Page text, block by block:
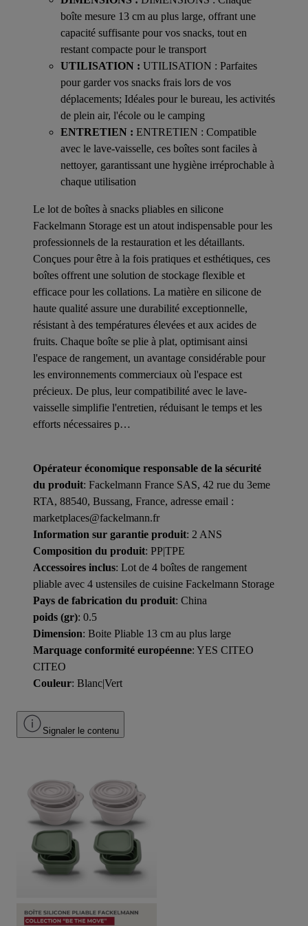
boîte mesure 13 cm au plus large, offrant une
capacité suffisante pour vos snacks, tout en
restant compacte pour le transport
UTILISATION : UTILISATION : Parfaites
pour garder vos snacks frais lors de vos
déplacements; Idéales pour le bureau, les activités
de plein air, l'école ou le camping
ENTRETIEN : ENTRETIEN : Compatible
avec le lave-vaisselle, ces boîtes sont faciles à
nettoyer, garantissant une hygiène irréprochable à
chaque utilisation
Le lot de boîtes à snacks pliables en silicone
Fackelmann Storage est un atout indispensable pour les
professionnels de la restauration et les détaillants.
Conçues pour être à la fois pratiques et esthétiques, ces
boîtes offrent une solution de stockage flexible et
efficace pour les collations. La matière en silicone de
haute qualité assure une durabilité exceptionnelle,
résistant à des températures élevées et aux acides de
fruits. Chaque boîte se plie à plat, optimisant ainsi
l'espace de rangement, un avantage considérable pour
les environnements commerciaux où l'espace est
précieux. De plus, leur compatibilité avec le lave-
vaisselle simplifie l'entretien, réduisant le temps et les
efforts nécessaires p…
Opérateur économique responsable de la sécurité
du produit: Fackelmann France SAS, 42 rue du 3eme
RTA, 88540, Bussang, France, adresse email :
marketplaces@fackelmann.fr
Information sur garantie produit: 2 ANS
Composition du produit: PP|TPE
Accessoires inclus: Lot de 4 boîtes de rangement
pliable avec 4 ustensiles de cuisine Fackelmann Storage
Pays de fabrication du produit: China
poids (gr): 0.5
Dimension: Boite Pliable 13 cm au plus large
Marquage conformité européenne: YES CITEO
CITEO
Couleur: Blanc|Vert
Signaler le contenu